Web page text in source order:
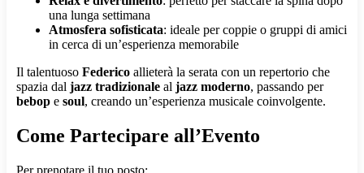
una lunga settimana
Atmosfera sofisticata: ideale per coppie o gruppi di amici
in cerca di un’esperienza memorabile
Il talentuoso Federico allieterà la serata con un repertorio che
spazia dal jazz tradizionale al jazz moderno, passando per
bebop e soul, creando un’esperienza musicale coinvolgente.
Come Partecipare all’Evento
Per prenotare il tuo posto: